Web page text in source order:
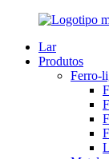
Lar
Produtos
Ferro-